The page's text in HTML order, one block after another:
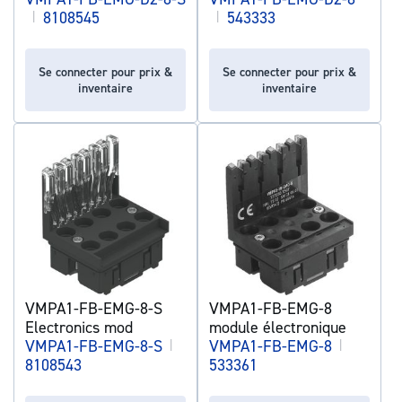
| 8108545
Se connecter pour prix &
inventaire
| 543333
Se connecter pour prix &
inventaire
VMPA1-FB-EMG-8-S
Electronics mod
VMPA1-FB-EMG-8-S |
8108543
VMPA1-FB-EMG-8
module électronique
VMPA1-FB-EMG-8 |
533361